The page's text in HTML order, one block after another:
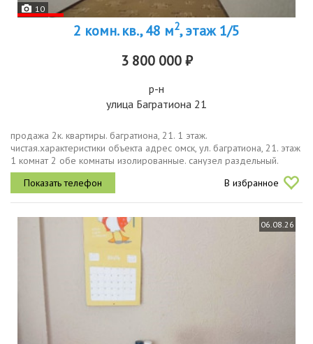
10
2 комн. кв., 48 м2, этаж 1/5
3 800 000 ₽
р-н
улица Багратиона 21
продажа 2к. квартиры. багратиона, 21. 1 этаж.
чистая.характеристики объекта адрес омск, ул. багратиона, 21. этаж
1 комнат 2 обе комнаты изолированные. санузел раздельный.
состояние среднее не требует экстренного ремонта для
проживания, хороший...
В избранное
06.08.26